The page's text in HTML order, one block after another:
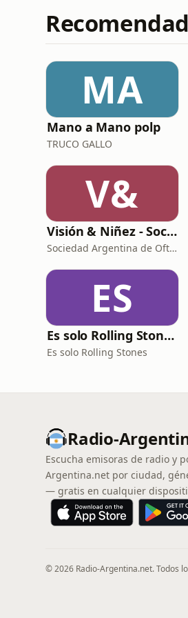
MA
Mano a Mano polp
TRUCO GALLO
V&
Visión & Niñez - Sociedad Argentina de Oftalmología Infantil
Sociedad Argentina de Oftalmología Infantil
ES
Es solo Rolling Stones (el PodcaStone)
Es solo Rolling Stones
Radio-
Escucha emisoras de radio y
Argentina.net por ciudad,
— gratis en cualquier
© 2026 Radio-Argentina.net. Todos